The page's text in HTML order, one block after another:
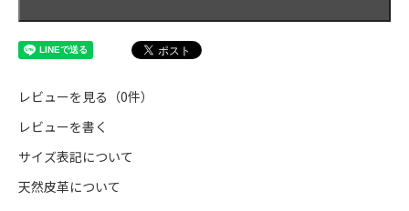
レビューを見る（0件）
レビューを書く
サイズ表記について
天然皮革について